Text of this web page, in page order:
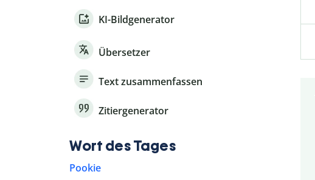
KI-Bildgenerator
Übersetzer
Text zusammenfassen
Zitiergenerator
Wort des Tages
Pookie